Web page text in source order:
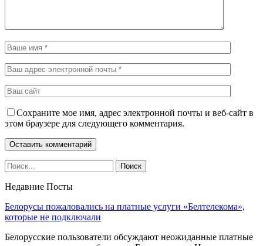
Сохраните мое имя, адрес электронной почты и веб-сайт в
этом браузере для следующего комментария.
Недавние Посты
Белорусы пожаловались на платные услуги «Белтелекома»,
которые не подключали
Белорусские пользователи обсуждают неожиданные платные